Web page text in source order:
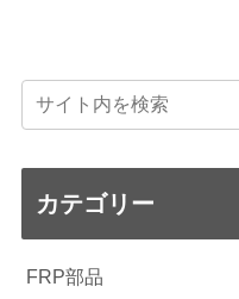
カテゴリー
FRP部品